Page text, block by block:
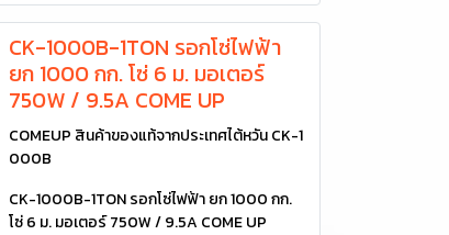
CK-1000B-1TON รอกโซ่ไฟฟ้า
ยก 1000 กก. โซ่ 6 ม. มอเตอร์
750W / 9.5A COME UP
COMEUP สินค้าของแท้จากประเทศไต้หวัน CK-1
000B
CK-1000B-1TON รอกโซ่ไฟฟ้า ยก 1000 กก.
โซ่ 6 ม. มอเตอร์ 750W / 9.5A COME UP